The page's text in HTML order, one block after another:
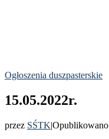
Ogłoszenia duszpasterskie
15.05.2022r.
przez SŚTK|Opublikowano